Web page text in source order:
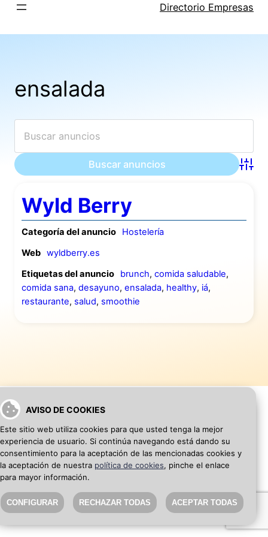
AVISO DE COOKIES
Este sitio web utiliza cookies para que usted tenga la mejor
experiencia de usuario. Si continúa navegando está dando su
consentimiento para la aceptación de las mencionadas cookies y
la aceptación de nuestra política de cookies, pinche el enlace
para mayor información.
CONFIGURAR RECHAZAR TODAS ACEPTAR TODAS
Saltar
Directorio Empresas
ensalada
Wyld Berry
Categoría del anuncio
Hostelería
Web wyldberry.es
Etiquetas del anuncio
brunch, comida saludable,
comida sana, desayuno, ensalada, healthy, iá,
restaurante, salud, smoothie
VOLVER A INICIO AÑADIR WEB DE EMPRESA
SEO Blog·Aviso Legal